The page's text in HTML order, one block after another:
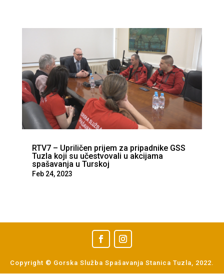
RTV7 – Upriličen prijem za pripadnike GSS
Tuzla koji su učestvovali u akcijama
spašavanja u Turskoj
Feb 24, 2023
Copyright © Gorska Služba Spašavanja Stanica Tuzla, 2022.